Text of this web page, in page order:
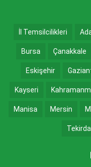
İl Temsilcilikleri
Bursa Çanakkale
Eskişehir
Kayseri
Manisa Mersin